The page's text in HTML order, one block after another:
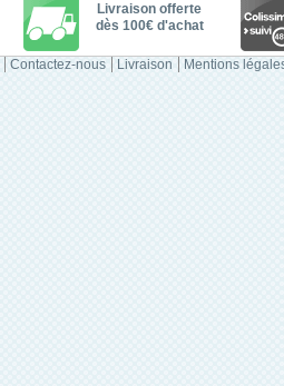
Livraison offerte
dès 100€ d'achat
Contactez-nous Livraison Mentions